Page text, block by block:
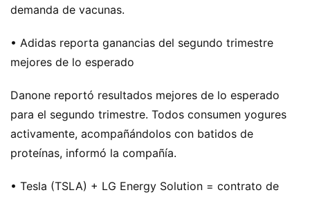
demanda de vacunas.
• Adidas reporta ganancias del segundo trimestre
mejores de lo esperado
Danone reportó resultados mejores de lo esperado
para el segundo trimestre. Todos consumen yogures
activamente, acompañándolos con batidos de
proteínas, informó la compañía.
• Tesla (TSLA) + LG Energy Solution = contrato de